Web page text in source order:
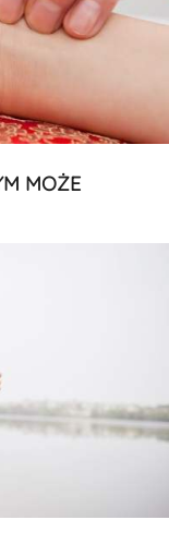
MOŻE